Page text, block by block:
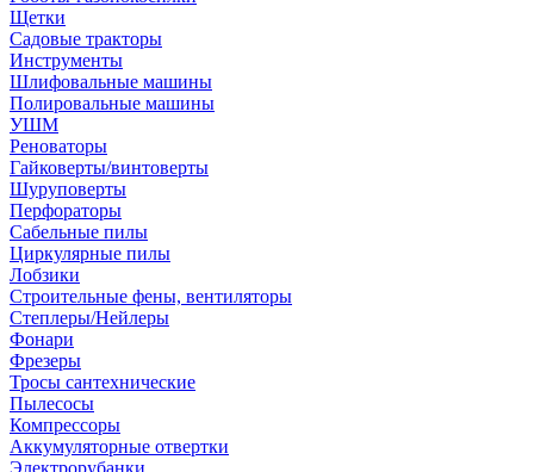
Щетки
Садовые тракторы
Инструменты
Шлифовальные машины
Полировальные машины
УШМ
Реноваторы
Гайковерты/винтоверты
Шуруповерты
Перфораторы
Сабельные пилы
Циркулярные пилы
Лобзики
Строительные фены, вентиляторы
Степлеры/Нейлеры
Фонари
Фрезеры
Тросы сантехнические
Пылесосы
Компрессоры
Аккумуляторные отвертки
Электрорубанки